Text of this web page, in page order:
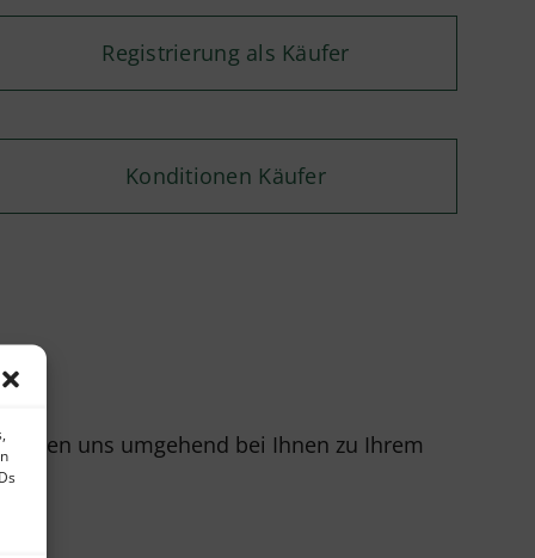
Registrierung als Käufer
Konditionen Käufer
uns umgehend bei Ihnen zu Ihrem